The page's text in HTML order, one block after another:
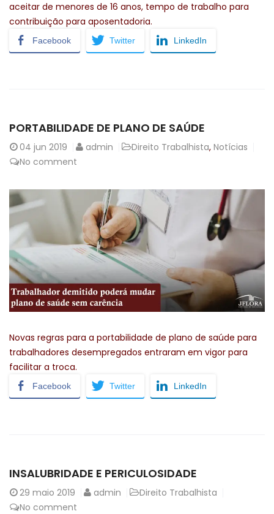
aceitar de menores de 16 anos, tempo de trabalho para
contribuição para aposentadoria.
Facebook Twitter LinkedIn
PORTABILIDADE DE PLANO DE SAÚDE
04 jun 2019 admin Direito Trabalhista, Notícias
No comment
Novas regras para a portabilidade de plano de saúde para
trabalhadores desempregados entraram em vigor para
facilitar a troca.
Facebook Twitter LinkedIn
INSALUBRIDADE E PERICULOSIDADE
29 maio 2019 admin
Direito Trabalhista
No comment